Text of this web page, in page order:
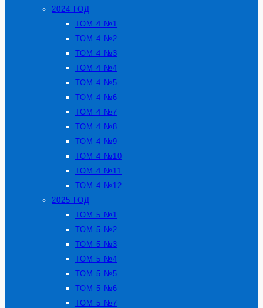
2024 ГОД
ТОМ 4 №1
ТОМ 4 №2
ТОМ 4 №3
ТОМ 4 №4
ТОМ 4 №5
ТОМ 4 №6
ТОМ 4 №7
ТОМ 4 №8
ТОМ 4 №9
ТОМ 4 №10
ТОМ 4 №11
ТОМ 4 №12
2025 ГОД
ТОМ 5 №1
ТОМ 5 №2
ТОМ 5 №3
ТОМ 5 №4
ТОМ 5 №5
ТОМ 5 №6
ТОМ 5 №7